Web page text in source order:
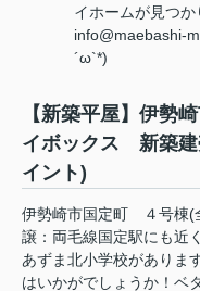
イホームが見つ
info@maebashi-
´ω`*)
【新築平屋】伊
イボックス 新築建
イント)
伊勢崎市国定町 ４号棟
譲：両毛線国定駅にも近
あずま北小学校がありま
はいかがでしょうか！ベ